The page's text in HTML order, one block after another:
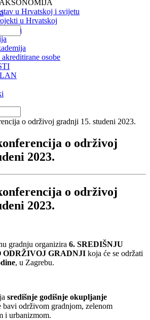
u Hrvatskoj i svijetu
u Hrvatskoj
akreditirane osobe
o održivoj
2023.
o održivoj
2023.
gradnju organizira 6. SREDIŠNJU
ODRŽIVOJ GRADNJI koja će se održati
, u Zagrebu.
središnje godišnje okupljanje
bavi održivom gradnjom, zelenom
i urbanizmom.